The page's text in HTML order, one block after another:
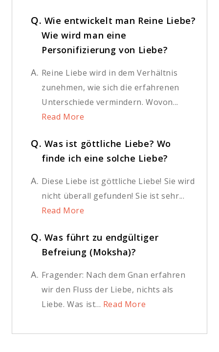
Q. Wie entwickelt man Reine Liebe?
Wie wird man eine
Personifizierung von Liebe?
A. Reine Liebe wird in dem Verhältnis
zunehmen, wie sich die erfahrenen
Unterschiede vermindern. Wovon...
Read More
Q. Was ist göttliche Liebe? Wo
finde ich eine solche Liebe?
A. Diese Liebe ist göttliche Liebe! Sie wird
nicht überall gefunden! Sie ist sehr...
Read More
Q. Was führt zu endgültiger
Befreiung (Moksha)?
A. Fragender: Nach dem Gnan erfahren
wir den Fluss der Liebe, nichts als
Liebe. Was ist... Read More